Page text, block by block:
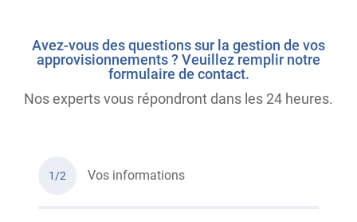
Avez-vous des questions sur la gestion de vos
approvisionnements ? Veuillez remplir notre
formulaire de contact.
Nos experts vous répondront dans les 24 heures.
1/2 Vos informations